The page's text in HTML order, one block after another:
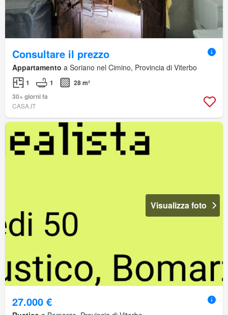
Consultare il prezzo
Appartamento a Soriano nel Cimino, Provincia di Viterbo
1 1
28 m²
30+ giorni fa
CASA.IT
Visualizza foto
27.000 €